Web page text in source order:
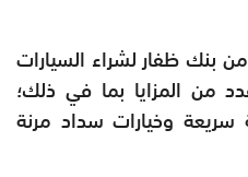
بنك ظفار لشراء السيارات
من المزايا بما في ذلك؛
وخيارات سداد مرنة